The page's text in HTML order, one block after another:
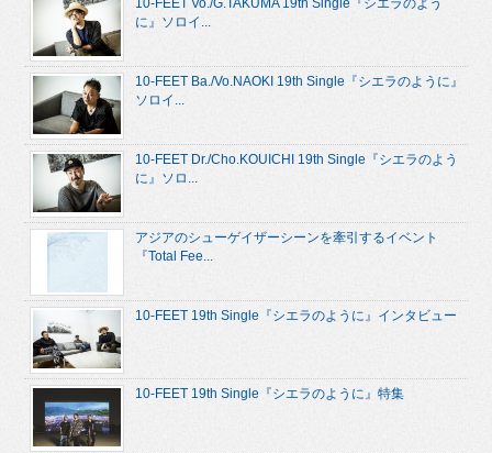
10-FEET Vo./G.TAKUMA 19th Single『シエラのよう
に』ソロイ...
10-FEET Ba./Vo.NAOKI 19th Single『シエラのように』
ソロイ...
10-FEET Dr./Cho.KOUICHI 19th Single『シエラのよう
に』ソロ...
アジアのシューゲイザーシーンを牽引するイベント
『Total Fee...
10-FEET 19th Single『シエラのように』インタビュー
10-FEET 19th Single『シエラのように』特集